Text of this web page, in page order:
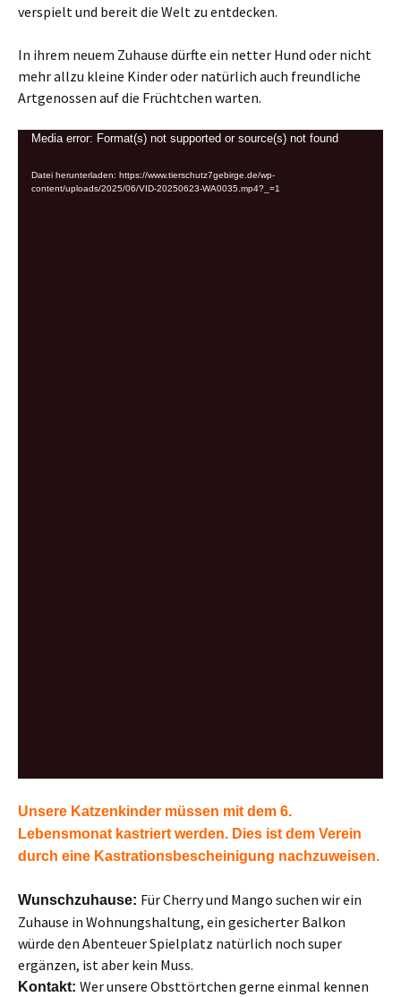
verspielt und bereit die Welt zu entdecken.
In ihrem neuem Zuhause dürfte ein netter Hund oder nicht
mehr allzu kleine Kinder oder natürlich auch freundliche
Artgenossen auf die Früchtchen warten.
Video-
Media error: Format(s) not supported or source(s) not found
Datei herunterladen: https://www.tierschutz7gebirge.de/wp-
content/uploads/2025/06/VID-20250623-WA0035.mp4?_=1
Unsere Katzenkinder müssen mit dem 6.
Lebensmonat kastriert werden. Dies ist dem Verein
durch eine Kastrationsbescheinigung nachzuweisen.
Wunschzuhause: Für Cherry und Mango suchen wir ein
Zuhause in Wohnungshaltung, ein gesicherter Balkon
würde den Abenteuer Spielplatz natürlich noch super
ergänzen, ist aber kein Muss.
Kontakt: Wer unsere Obsttörtchen gerne einmal kennen